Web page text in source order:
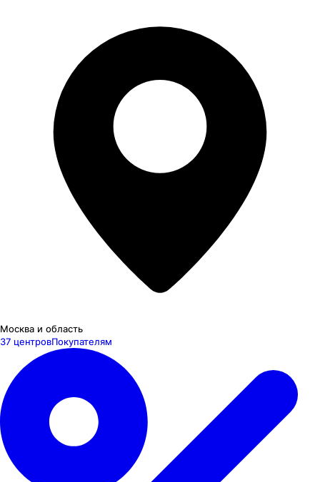
Москва и область
37 центровПокупателям